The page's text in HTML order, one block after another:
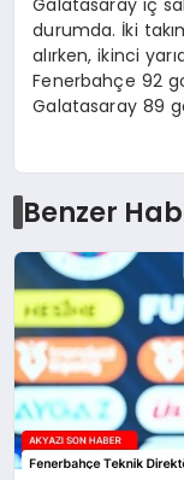
Galatasaray iç
durumda. İki
alırken, ikinci
Fenerbahçe 92
Galatasaray 89
Benzer